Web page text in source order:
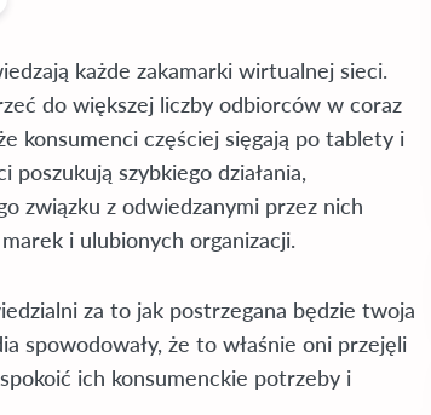
każde zakamarki wirtualnej sieci.
do większej liczby odbiorców w coraz
konsumenci częściej sięgają po tablety i
szybkiego działania,
związku z odwiedzanymi przez nich
i ulubionych organizacji.
za to jak postrzegana będzie twoja
spowodowały, że to właśnie oni przejęli
ich konsumenckie potrzeby i